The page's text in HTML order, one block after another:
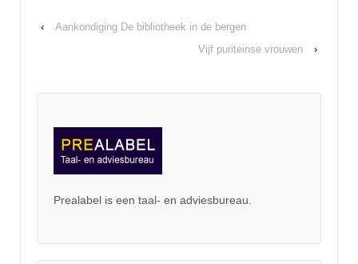
‹
Aankondiging De bibliotheek in de bergen
Vijf puriteinse vrouwen
›
Prealabel is een taal- en adviesbureau.